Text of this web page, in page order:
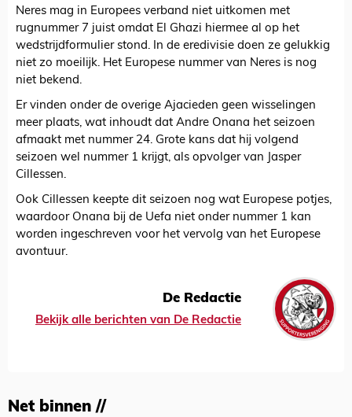
Neres mag in Europees verband niet uitkomen met
rugnummer 7 juist omdat El Ghazi hiermee al op het
wedstrijdformulier stond. In de eredivisie doen ze gelukkig
niet zo moeilijk. Het Europese nummer van Neres is nog
niet bekend.
Er vinden onder de overige Ajacieden geen wisselingen
meer plaats, wat inhoudt dat Andre Onana het seizoen
afmaakt met nummer 24. Grote kans dat hij volgend
seizoen wel nummer 1 krijgt, als opvolger van Jasper
Cillessen.
Ook Cillessen keepte dit seizoen nog wat Europese potjes,
waardoor Onana bij de Uefa niet onder nummer 1 kan
worden ingeschreven voor het vervolg van het Europese
avontuur.
De Redactie
Bekijk alle berichten van De Redactie
Net binnen //